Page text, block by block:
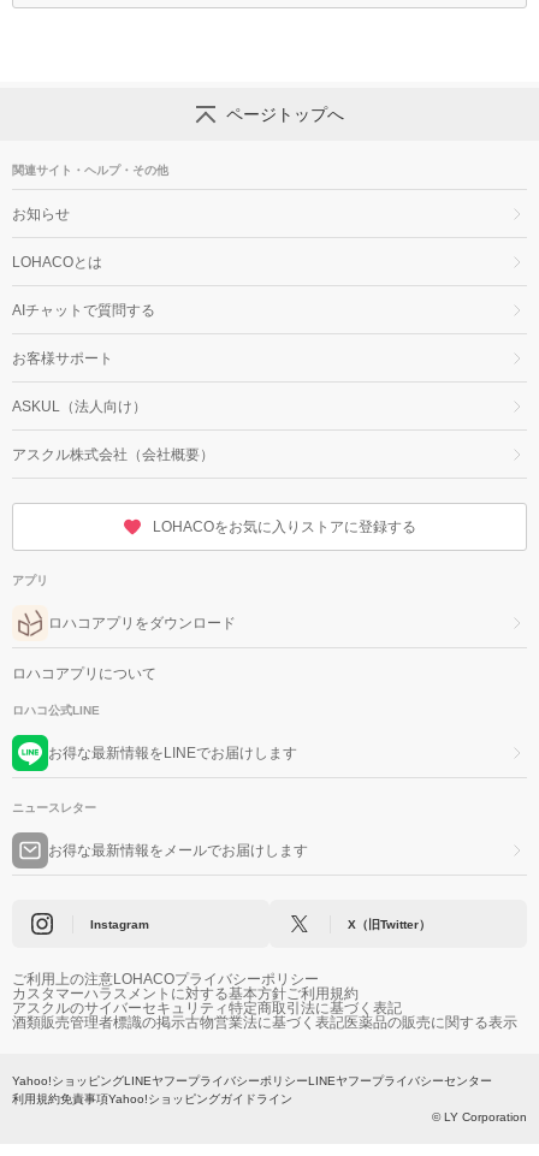
ページトップへ
関連サイト・ヘルプ・その他
お知らせ
LOHACOとは
AIチャットで質問する
お客様サポート
ASKUL（法人向け）
アスクル株式会社（会社概要）
LOHACOをお気に入りストアに登録する
アプリ
ロハコアプリをダウンロード
ロハコアプリについて
ロハコ公式LINE
お得な最新情報をLINEでお届けします
ニュースレター
お得な最新情報をメールでお届けします
Instagram X（旧Twitter）
ご利用上の注意LOHACOプライバシーポリシー
カスタマーハラスメントに対する基本方針ご利用規約
アスクルのサイバーセキュリティ特定商取引法に基づく表記
酒類販売管理者標識の掲示古物営業法に基づく表記医薬品の販売に関する表示
Yahoo!ショッピングLINEヤフープライバシーポリシーLINEヤフープライバシーセンター
利用規約免責事項Yahoo!ショッピングガイドライン
© LY Corporation